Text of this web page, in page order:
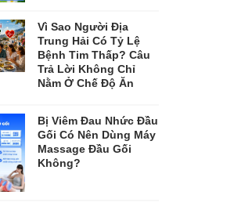
Vì Sao Người Địa
Trung Hải Có Tỷ Lệ
Bệnh Tim Thấp? Câu
Trả Lời Không Chỉ
Nằm Ở Chế Độ Ăn
Bị Viêm Đau Nhức Đầu
Gối Có Nên Dùng Máy
Massage Đầu Gối
Không?